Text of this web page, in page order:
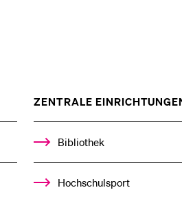
ZENTRALE
Bibliothek
Hochschulsport